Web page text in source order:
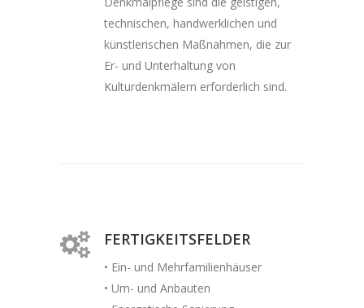
technischen, handwerklichen und
künstlerischen Maßnahmen, die zur
Er- und Unterhaltung von
Kulturdenkmälern erforderlich sind.
FERTIGKEITSFELDER
• Ein- und Mehrfamilienhäuser
• Um- und Anbauten